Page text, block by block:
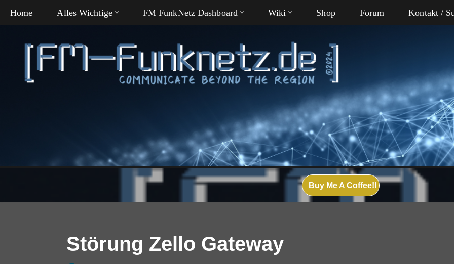
Inhalt
Home Alles Wichtige FM FunkNetz Dashboard Wiki Shop Forum Kontakt /
Buy Me A Coffee!!
Störung Zello Gateway